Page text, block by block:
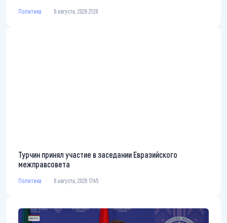
Политика 6 августа, 2026 21:28
Турчин принял участие в заседании Евразийского
межправсовета
Политика 6 августа, 2026 17:45